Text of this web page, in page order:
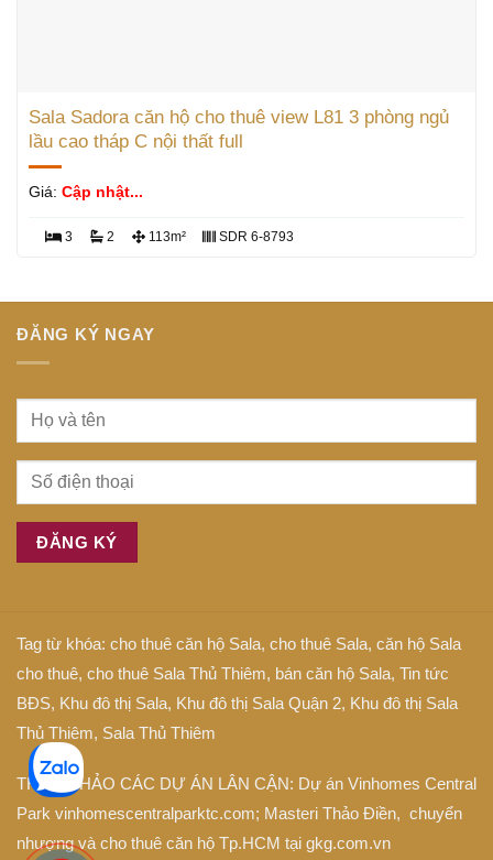
Sala Sadora căn hộ cho thuê view L81 3 phòng ngủ
lầu cao tháp C nội thất full
Giá: Cập nhật...
3 2 113m² SDR 6-8793
ĐĂNG KÝ NGAY
Tag từ khóa: cho thuê căn hộ Sala, cho thuê Sala, căn hộ Sala
cho thuê, cho thuê Sala Thủ Thiêm, bán căn hộ Sala, Tin tức
BĐS, Khu đô thị Sala, Khu đô thị Sala Quận 2, Khu đô thị Sala
Thủ Thiêm, Sala Thủ Thiêm
THAM KHẢO CÁC DỰ ÁN LÂN CẬN: Dự án Vinhomes Central
Park vinhomescentralparktc.com; Masteri Thảo Điền, chuyển
nhượng và cho thuê căn hộ Tp.HCM tại gkg.com.vn